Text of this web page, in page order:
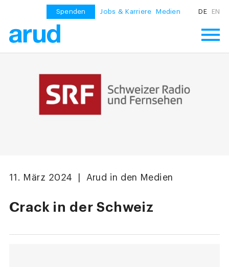
Spenden Jobs & Karriere Medien DE EN
11. März 2024 | Arud in den Medien
Crack in der Schweiz